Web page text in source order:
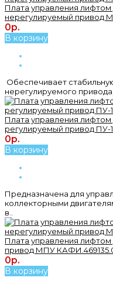
Плата управления лифтом
нерегулируемый привод
0р.
В корзину
Обеспечивает
нерегулируемого
Плата управления лифтом
регулируемый привод
0р.
В корзину
Предназначена для
коллекторными
в..
Плата управления
привод МПУ
0р.
В корзину